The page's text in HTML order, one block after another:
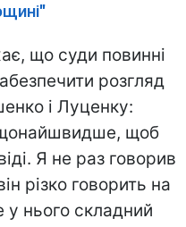
що суди повинні
розгляд
і Луценку:
щоб
Я не раз говорив
різко говорить на
нього складний